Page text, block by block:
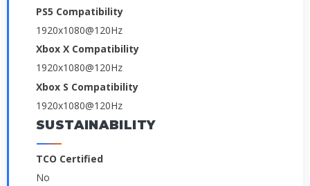
PS5 Compatibility
1920x1080@120Hz
Xbox X Compatibility
1920x1080@120Hz
Xbox S Compatibility
1920x1080@120Hz
SUSTAINABILITY
TCO Certified
No